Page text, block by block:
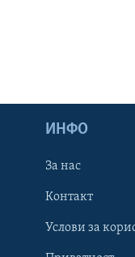
Learning English
ИНФО
За нас
Контакт
Услови за